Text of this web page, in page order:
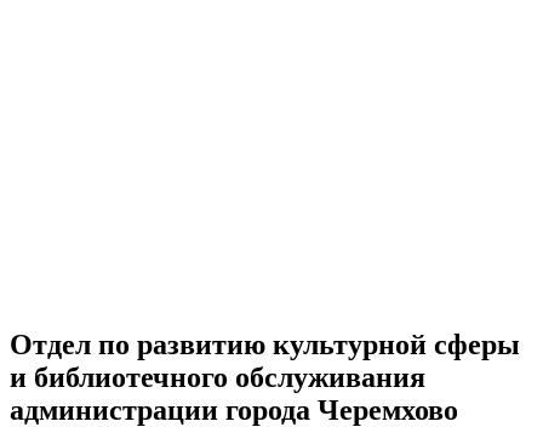
Отдел по развитию культурной сферы
и библиотечного обслуживания
администрации города Черемхово